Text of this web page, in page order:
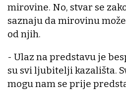
mirovine. No, stvar se
saznaju da mirovinu
od njih.
- Ulaz na predstavu je
su svi ljubitelji kazališta.
mogu nam se prije